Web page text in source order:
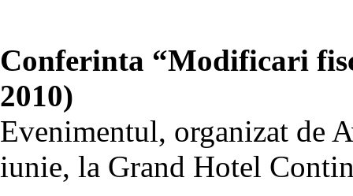
Conferinta “Modificari
2010)
Evenimentul, organizat de
iunie, la Grand Hotel